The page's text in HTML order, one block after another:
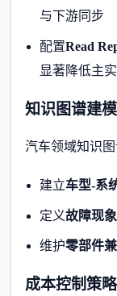
与下游同步
配置Read
显著降低主
知识图谱建
汽车领域知识图
建立车型-系
定义故障现
维护零部件
成本控制策略